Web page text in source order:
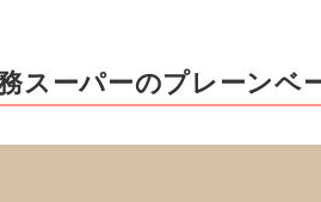
スーパーのプレーン